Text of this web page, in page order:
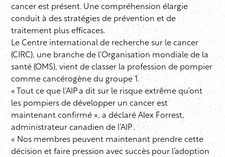
cancer est présent. Une compréhension élargie
conduit à des stratégies de prévention et de
traitement plus efficaces.
Le Centre international de recherche sur le cancer
(CIRC), une branche de l’Organisation mondiale de la
santé (OMS), vient de classer la profession de pompier
comme cancérogène du groupe 1.
« Tout ce que l’AIP a dit sur le risque extrême qu’ont
les pompiers de développer un cancer est
maintenant confirmé », a déclaré Alex Forrest,
administrateur canadien de l’AIP .
« Nos membres peuvent maintenant prendre cette
décision et faire pression avec succès pour l’adoption